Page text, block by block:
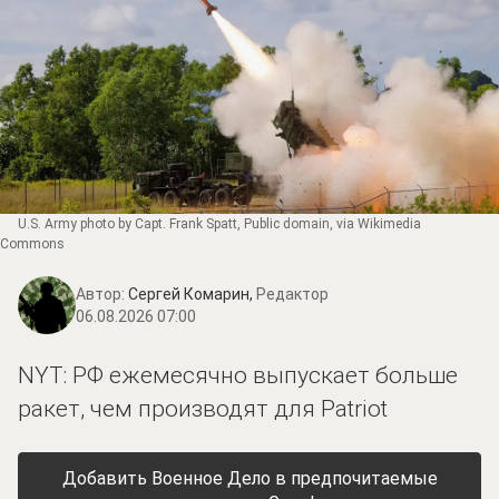
U.S. Army photo by Capt. Frank Spatt, Public domain, via Wikimedia
Commons
Автор: Сергей Комарин, Редактор
06.08.2026 07:00
NYT: РФ ежемесячно выпускает больше
ракет, чем производят для Patriot
Добавить Военное Дело в предпочитаемые